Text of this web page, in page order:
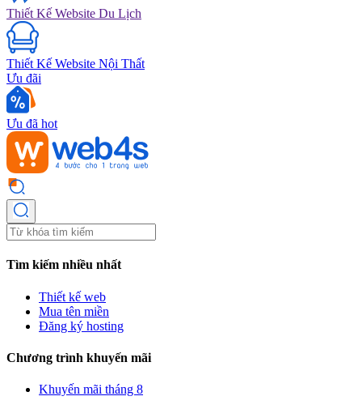
Thiết Kế Website Du Lịch
Thiết Kế Website Nội Thất
Ưu đãi
Ưu đã hot
Tìm kiếm nhiều nhất
Thiết kế web
Mua tên miền
Đăng ký hosting
Chương trình khuyến mãi
Khuyến mãi tháng 8